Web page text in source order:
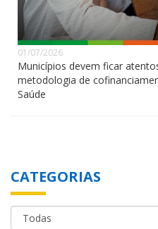
01/07/2026
Municípios devem ficar
metodologia de
Saúde
CATEGORIAS